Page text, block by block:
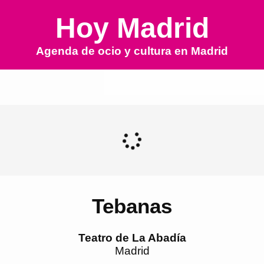
Hoy Madrid
Agenda de ocio y cultura en Madrid
Tebanas
Teatro de La Abadía
Madrid